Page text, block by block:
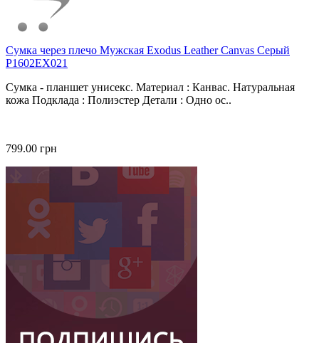
Сумка через плечо Мужская Exodus Leather Canvas Серый
P1602EX021
Сумка - планшет унисекс. Материал : Канвас. Натуральная
кожа Подклада : Полиэстер Детали : Одно ос..
799.00 грн